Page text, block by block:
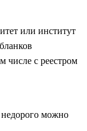
или институт
числе с реестром
недорого можно